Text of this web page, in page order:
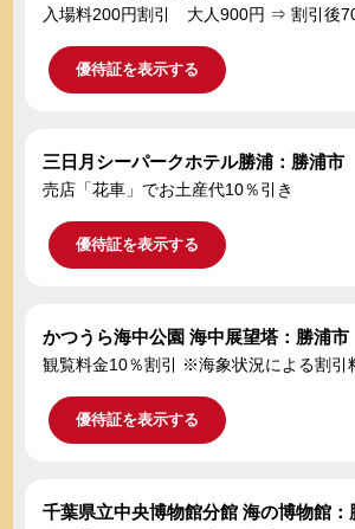
入場料200円割引 大人900円 ⇒ 割引後
優待証を表示する
三日月シーパークホテル勝浦：勝浦市
売店「花車」でお土産代10％引き
優待証を表示する
かつうら海中公園 海中展望塔：勝浦市
観覧料金10％割引 ※海象状況による割引
優待証を表示する
千葉県立中央博物館分館 海の博物館：